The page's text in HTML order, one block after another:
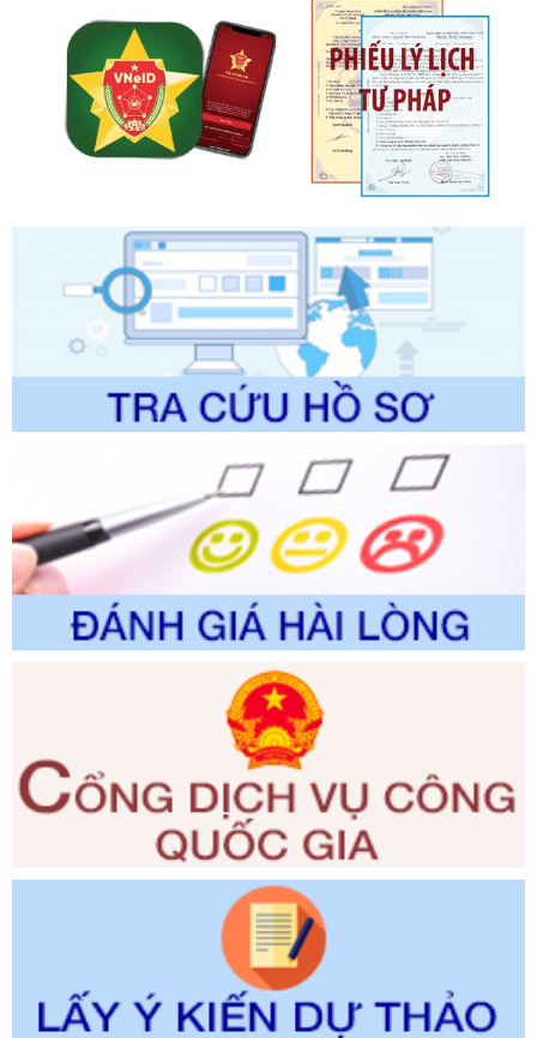
Số kí hiệu:2303/QĐ-UBND
Tên: Quyết định công bố Danh mục thủ tục hành chính mới
ban hành, được sửa đổi, bổ sung, bị bãi bỏ và phê duyệt
Quy trình nội bộ, quy trình điện tử giải quyết thủ tục hành
chính trong một số lĩnh vực thuộc phạm vi chức năng quản
lý của Sở Văn hóa, Thể tha
Tên: Quyết định công bố Danh mục thủ tục hành chính
được sửa đổi, bổ sung và phê duyệt Quy trình nội bộ, quy
trình điện tử giải quyết thủ tục hành chính trong lĩnh vực Du
lịch thuộc phạm vi chức năng quản lý của Sở Văn hóa, Thể
thao và Du lịch
Ngày ban hành: 01/06/2026
Số kí hiệu:2310/QĐ-UBND
Tên: Về việc công bố Danh mục thủ tục hành chính sửa
trong giải quyết thủtục hành chính lĩnh vực biến đổi khí hậu
thuộc phạm vi giải quyết của Sở Nông nghiệp và Môi
trường
Ngày ban hành: 01/06/2026
Số kí hiệu:
2300/QĐ-UBND
Tên: V/v công bố danh mục thủ tục hành chính được sửa
đổi, bổ sung và phê duyệt quy trình nội bộ, quy trình điện tử
giải quyết thủ tục hành chính trong lĩnh vực Luật sư thuộc
phạm vi chức năng quản lý của Sở Tư pháp
Ngày ban hành: 01/06/2026
Số kí hiệu:
351/2025/NĐ-CP
Tên: Nghị định số 351/2025/NĐ-CP của Chính phủ: Quy
định chuẩn nghèo đa chiều quốc gia giai đoạn 2026 - 2030
Ngày ban hành: 29/12/2026
3014/QĐ-UBND
Tên: Quyết định về việc công bố danh mục thủ tục hành
chính ban hành mới, sửa đổi bổ sung trong lĩnh vực hỗ trợ
đầu tư, lĩnh vực đấu thầu lựa chọn nhà thầu thuộc thẩm
quyền giải quyết của Sở Tài chính và Ban Quản lý Khu kinh
tế Đông Nam Nghệ An
Ngày ban hành: 23/09/2026